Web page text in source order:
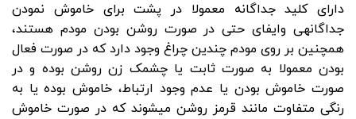
دارای کلید جداگانه معمولا در پشت برای خاموش نمودن
جداگانه­ی وایفای حتی در صورت روشن بودن مودم هستند،
همچنین بر روی مودم چندین چراغ وجود دارد که در صورت فعال
بودن معمولا به صورت ثابت یا چشمک زن روشن بوده و در
صورت خاموش بودن یا عدم وجود ارتباط، خاموش بوده یا به
رنگی متفاوت مانند قرمز روشن می­شوند که در صورت خاموش